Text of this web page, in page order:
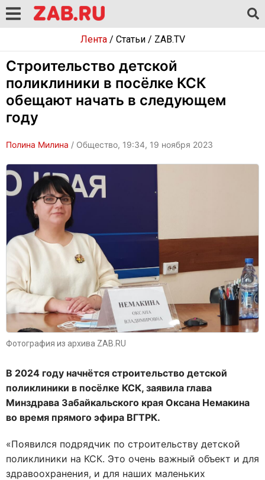
Лента/ Статьи/ ZAB.TV
Строительство детской
поликлиники в посёлке КСК
обещают начать в следующем
году
Полина Милина / Общество, 19:34, 19 ноября 2023
Фотография из архива ZAB.RU
В 2024 году начнётся строительство детской
поликлиники в посёлке КСК, заявила глава
Минздрава Забайкальского края Оксана Немакина
во время прямого эфира ВГТРК.
«Появился подрядчик по строительству детской
поликлиники на КСК. Это очень важный объект и для
здравоохранения, и для наших маленьких